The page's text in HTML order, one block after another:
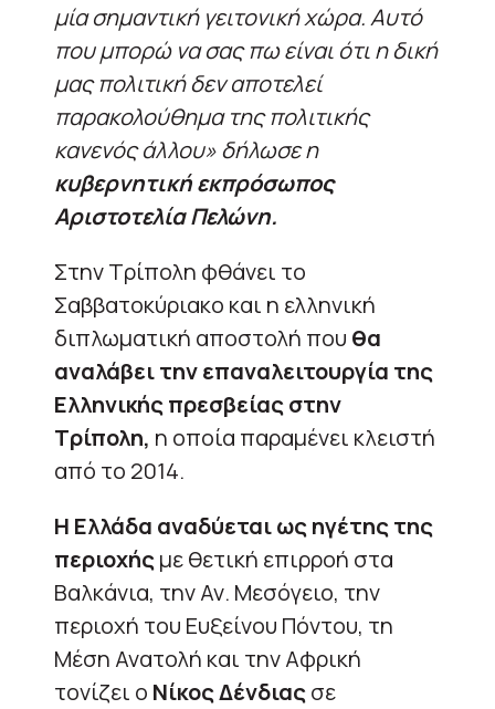
μία σημαντική γειτονική χώρα. Αυτό
που μπορώ να σας πω είναι ότι η δική
μας πολιτική δεν αποτελεί
παρακολούθημα της πολιτικής
κανενός άλλου» δήλωσε η
κυβερνητική εκπρόσωπος
Αριστοτελία Πελώνη.
Στην Τρίπολη φθάνει το
Σαββατοκύριακο και η ελληνική
διπλωματική αποστολή που θα
αναλάβει την επαναλειτουργία της
Ελληνικής πρεσβείας στην
Τρίπολη, η οποία παραμένει κλειστή
από το 2014.
Η Ελλάδα αναδύεται ως ηγέτης της
περιοχήςμε θετική επιρροή στα
Βαλκάνια, την Αν. Μεσόγειο, την
περιοχή του Ευξείνου Πόντου, τη
Μέση Ανατολή και την Αφρική
τονίζει ο Νίκος Δένδιαςσε